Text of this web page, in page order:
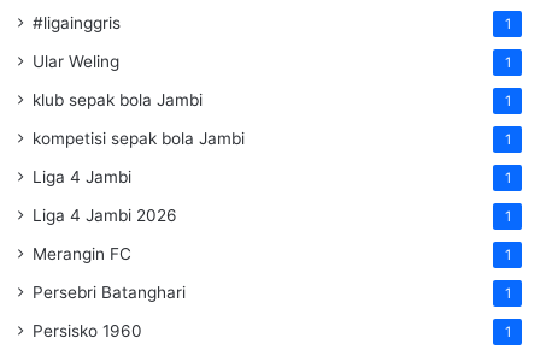
#ligainggris 1
Ular Weling 1
klub sepak bola Jambi 1
kompetisi sepak bola Jambi 1
Liga 4 Jambi 1
Liga 4 Jambi 2026 1
Merangin FC 1
Persebri Batanghari 1
Persisko 1960 1